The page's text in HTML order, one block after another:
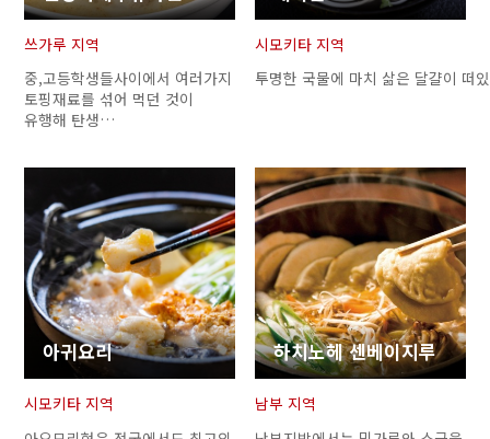
쓰가루 지역
중,고등학생들사이에서 여러가지
토핑재료를 섞어 먹던 것이
유행해 탄생…
시모키타 지역
투명한 국물에 마치 삶은 달걀이 떠
아귀요리
시모키타 지역
하치노헤 센베이지루
남부 지역